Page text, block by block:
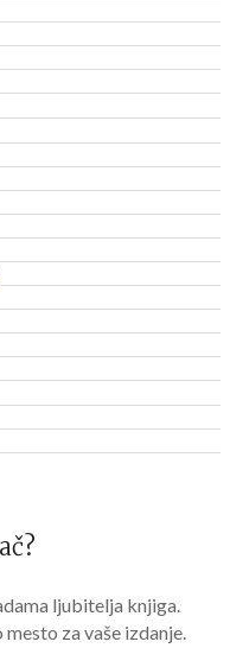
ljubitelja knjiga.
za vaše izdanje.